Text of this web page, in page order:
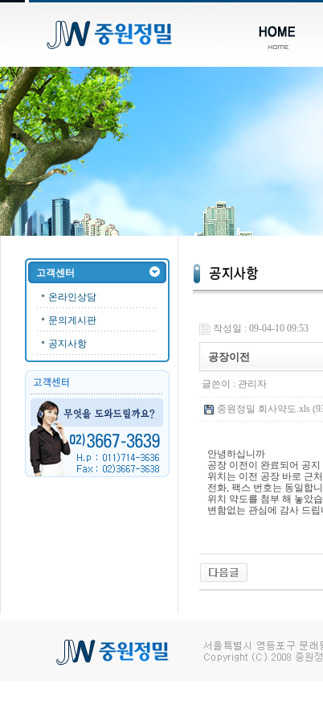
고객센터
온라인상담
문의게시판
공지사항
작성일 : 09-04-10 09:53
공장이전
글쓴이 : 관리자
중원정밀 회사약도.xls
안녕하십니까
공장 이전이 완료되어 공
위치는 이전 공장 바로 근
전화, 팩스 번호는 동일합
위치 약도를 첨부 해 놓았
변함없는 관심에 감사 드립